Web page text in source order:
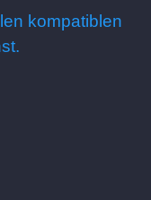
kompatiblen